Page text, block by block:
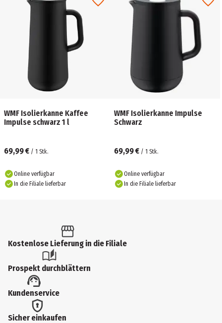
WMF Isolierkanne Kaffee
Impulse schwarz 1 l
69,99 € / 1 Stk.
Online verfügbar
In die Filiale lieferbar
WMF Isolierkanne Impulse
Schwarz
69,99 € / 1 Stk.
Online verfügbar
In die Filiale lieferbar
Kostenlose Lieferung in die Filiale
Prospekt durchblättern
Kundenservice
Sicher einkaufen